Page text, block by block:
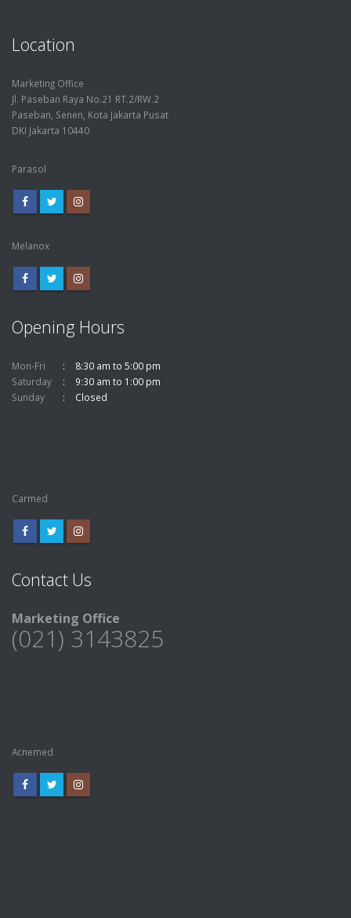
Jl. Paseban Raya No.21 RT.2/RW.2
Paseban, Senen, Kota Jakarta Pusat
DKI Jakarta 10440
Sunday
(021) 3143825